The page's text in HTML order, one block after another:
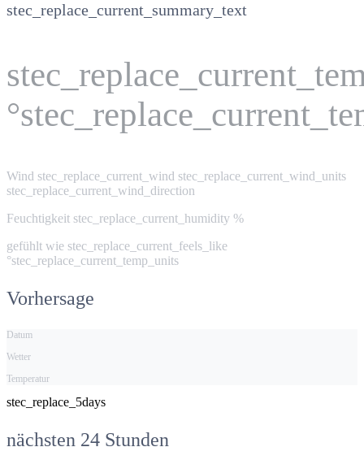
stec_replace_current_summary_text
Wind stec_replace_current_wind stec_replace_current_wind_units
stec_replace_current_wind_direction
Feuchtigkeit stec_replace_current_humidity %
gefühlt wie stec_replace_current_feels_like
°stec_replace_current_temp_units
Vorhersage
Datum
Wetter
Temperatur
stec_replace_5days
nächsten 24 Stunden